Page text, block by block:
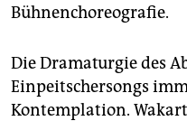
Bühnenchoreografie.
Die Dramaturgie des
Einpeitschersongs
Kontemplation.